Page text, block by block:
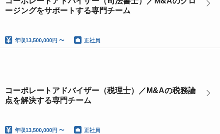
ージングをサポートする専門チーム
年収13,500,000円 〜 正社員
コーポレートアドバイザー（税理士）／M&Aの税務論
点を解決する専門チーム
年収13,500,000円 〜 正社員